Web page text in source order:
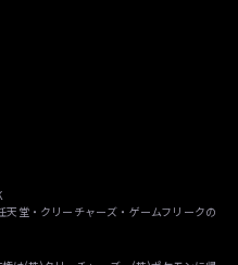
堂・クリーチャーズ・ゲームフリークの